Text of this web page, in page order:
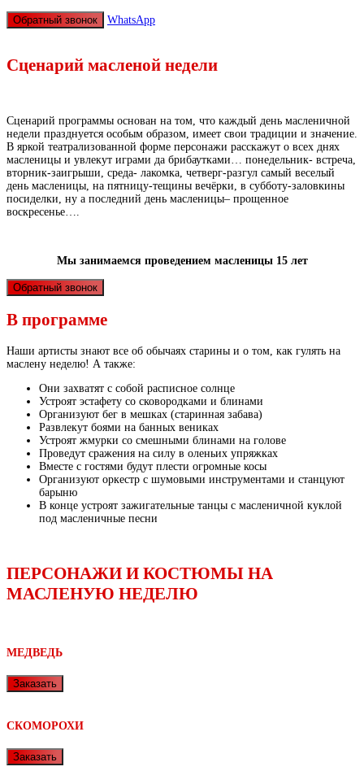
Обратный звонок WhatsApp
Сценарий масленой недели
Сценарий программы основан на том, что каждый день масленичной
недели празднуется особым образом, имеет свои традиции и значение.
В яркой театрализованной форме персонажи расскажут о всех днях
масленицы и увлекут играми да брибаутками… понедельник- встреча,
вторник-заигрыши, среда- лакомка, четверг-разгул самый веселый
день масленицы, на пятницу-тещины вечёрки, в субботу-заловкины
посиделки, ну а последний день масленицы– прощенное
воскресенье….
Мы занимаемся проведением масленицы 15 лет
Обратный звонок
В программе
Наши артисты знают все об обычаях старины и о том, как гулять на
маслену неделю! А также:
Они захватят с собой расписное солнце
Устроят эстафету со сковородками и блинами
Организуют бег в мешках (старинная забава)
Развлекут боями на банных вениках
Устроят жмурки со смешными блинами на голове
Проведут сражения на силу в оленьих упряжках
Вместе с гостями будут плести огромные косы
Организуют оркестр с шумовыми инструментами и станцуют
барыню
В конце устроят зажигательные танцы с масленичной куклой
под масленичные песни
ПЕРСОНАЖИ И КОСТЮМЫ НА
МАСЛЕНУЮ НЕДЕЛЮ
МЕДВЕДЬ
Заказать
СКОМОРОХИ
Заказать